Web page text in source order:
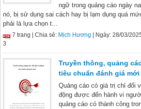
ngữ trong quảng cáo ngày
nó, bị sử dụng sai cách hay bị lạm dụng quá
phải là lựa chọn t...
7 trang | Chia sẻ: Mịch Hương | Ngày: 28/03/
3
Truyền thông, quảng
tiêu chuẩn đánh giá mới
Quảng cáo có giá trị chỉ đối
động được đến hành vi
quảng cáo có thành công